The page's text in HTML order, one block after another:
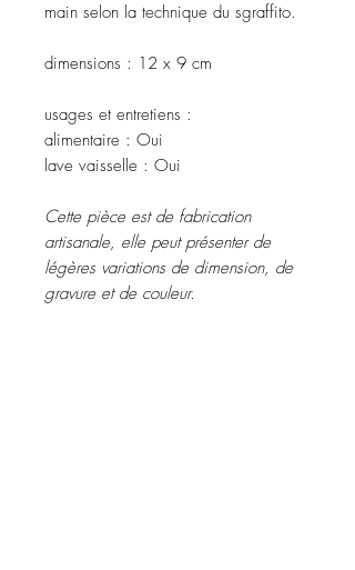
main selon la technique du sgraffito.
dimensions : 12 x 9 cm
usages et entretiens :
alimentaire : Oui
lave vaisselle : Oui
Cette pièce est de fabrication
artisanale, elle peut présenter de
légères variations de dimension, de
gravure et de couleur.